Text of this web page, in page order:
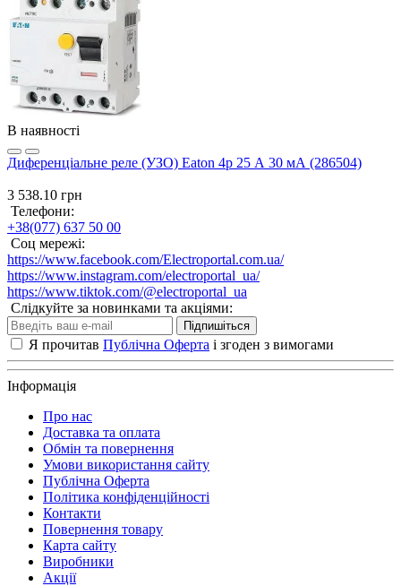
В наявності
Диференціальне реле (УЗО) Eaton 4p 25 А 30 мА (286504)
3 538.10 грн
Телефони:
+38(077) 637 50 00
Соц мережі:
https://www.facebook.com/Electroportal.com.ua/
https://www.instagram.com/electroportal_ua/
https://www.tiktok.com/@electroportal_ua
Слідкуйте за новинками та акціями:
Підпишіться
Я прочитав Публічна Оферта і згоден з вимогами
Інформація
Про нас
Доставка та оплата
Обмін та повернення
Умови використання сайту
Публічна Оферта
Політика конфіденційності
Контакти
Повернення товару
Карта сайту
Виробники
Акції